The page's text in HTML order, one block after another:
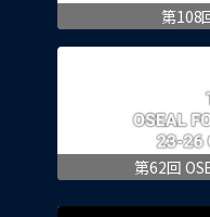
第108
第62回